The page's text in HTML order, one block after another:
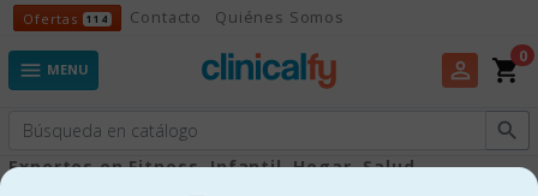
Ofertas 114 Ofertas
Contacto Quiénes Somos
 MENU perm_identity shopping_cart
0
Expertos en Fitness, Infantil, Hogar, Salud...
